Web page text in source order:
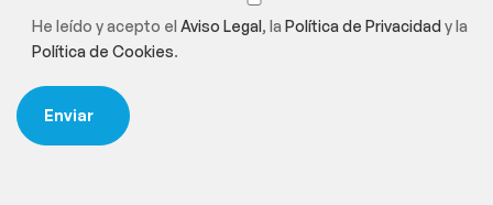
He leído y acepto el Aviso Legal, la Política de Privacidady la
Política de Cookies.